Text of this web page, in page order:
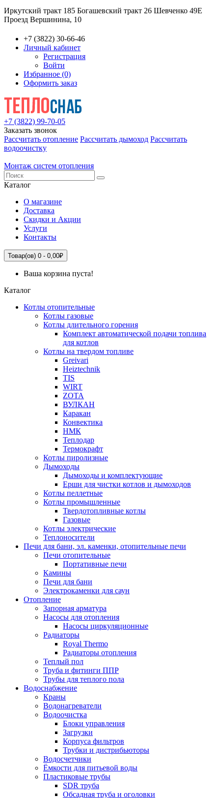
Иркутский тракт 185 Богашевский тракт 26 Шевченко 49Е
Проезд Вершинина, 10
+7 (3822) 30-66-46
Личный кабинет
Регистрация
Войти
Избранное (0)
Оформить заказ
+7 (3822) 99-70-05
Заказать звонок
Рассчитать отопление Рассчитать дымоход Рассчитать
водоочистку
Монтаж систем отопления
Каталог
О магазине
Доставка
Скидки и Акции
Услуги
Контакты
Товар(ов) 0 - 0,00₽
Ваша корзина пуста!
Каталог
Котлы отопительные
Котлы газовые
Котлы длительного горения
Комплект автоматической подачи топлива
для котлов
Котлы на твердом топливе
Greivari
Heiztechnik
TIS
WIRT
ZOTA
ВУЛКАН
Каракан
Конвектика
НМК
Теплодар
Термокрафт
Котлы пиролизные
Дымоходы
Дымоходы и комплектующие
Ерши для чистки котлов и дымоходов
Котлы пеллетные
Котлы промышленные
Твердотопливные котлы
Газовые
Котлы электрические
Теплоносители
Печи для бани, эл. каменки, отопительные печи
Печи отопительные
Портативные печи
Камины
Печи для бани
Электрокаменки для саун
Отопление
Запорная арматура
Насосы для отопления
Насосы циркуляционные
Радиаторы
Royal Thermo
Радиаторы отопления
Теплый пол
Труба и фитинги ППР
Трубы для теплого пола
Водоснабжение
Краны
Водонагреватели
Водоочистка
Блоки управления
Загрузки
Корпуса фильтров
Трубки и дистрибьюторы
Водосчетчики
Ёмкости для питьевой воды
Пластиковые трубы
SDR труба
Обсадная труба и оголовки